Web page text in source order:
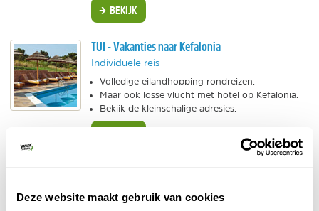
Deze website maakt gebruik van cookies
BEKIJK
TUI - Vakanties naar Kefalonia
Individuele reis
Volledige eilandhopping rondreizen.
Maar ook losse vlucht met hotel op Kefalonia.
Bekijk de kleinschalige adresjes.
Wij kozen zelf voor een vakantie met Eliza was